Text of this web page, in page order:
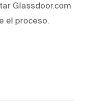
Glassdoor.com
el proceso.